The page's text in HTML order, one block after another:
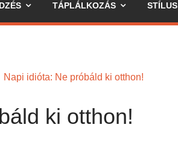
TÁPLÁLKOZÁS STÍLUS
Napi idióta: Ne próbáld ki otthon!
ki otthon!